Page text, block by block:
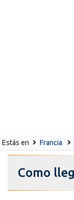
Estás en Francia
Como